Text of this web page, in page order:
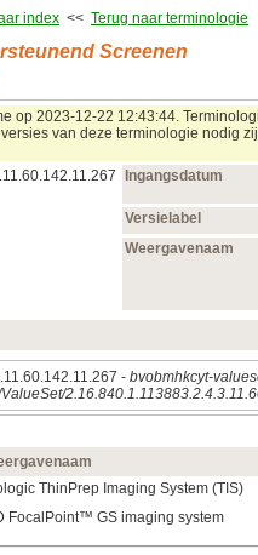
index << Terug naar terminologie
Screenen
op 2023‑12‑22 12:43:44.
van deze terminologie nodig
Ingangsdatum
Versielabel
Weergavenaam
- bvobmhkcyt-
ThinPrep Imaging System (TIS)
FocalPoint™ GS imaging system